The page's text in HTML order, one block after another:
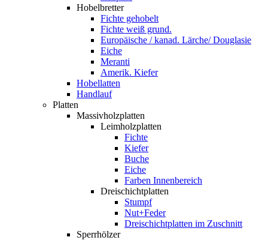
Hobelbretter
Fichte gehobelt
Fichte weiß grund.
Europäische / kanad. Lärche/ Douglasie
Eiche
Meranti
Amerik. Kiefer
Hobellatten
Handlauf
Platten
Massivholzplatten
Leimholzplatten
Fichte
Kiefer
Buche
Eiche
Farben Innenbereich
Dreischichtplatten
Stumpf
Nut+Feder
Dreischichtplatten im Zuschnitt
Sperrhölzer